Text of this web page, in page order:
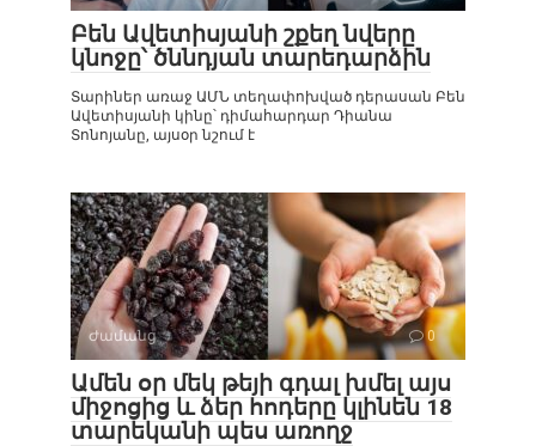
Բեն Ավետիսյանի շքեղ նվերը
կնոջը՝ ծննդյան տարեդարձին
Տարիներ առաջ ԱՄՆ տեղափոխված դերասան Բեն
Ավետիսյանի կինը՝ դիմահարդար Դիանա
Տոնոյանը, այսօր նշում է
Ժամանց 0
Ամեն օր մեկ թեյի գդալ խմել այս
միջոցից և ձեր հոդերը կլինեն 18
տարեկանի պես առողջ